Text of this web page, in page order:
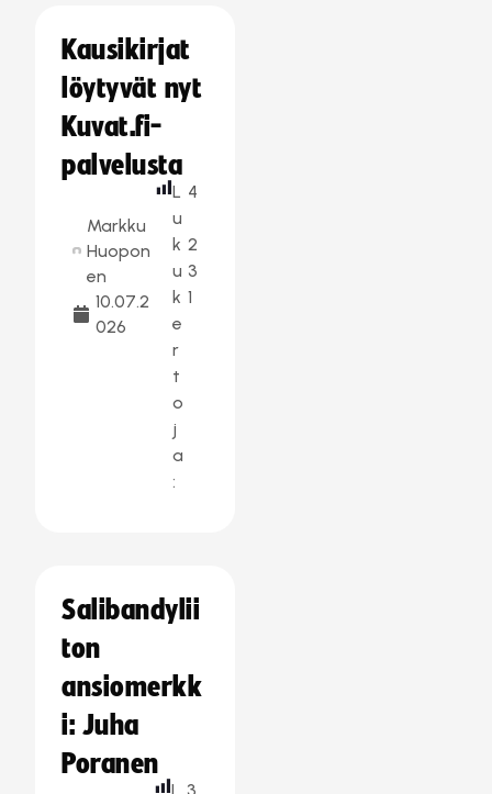
Kausikirjat
löytyvät nyt
Kuvat.fi-
palvelusta
Markku
Huopon
en
10.07.2
026
L
u
k
u
k
e
r
t
o
j
a
:
4
2
3
1
Salibandylii
ton
ansiomerkk
i: Juha
Poranen